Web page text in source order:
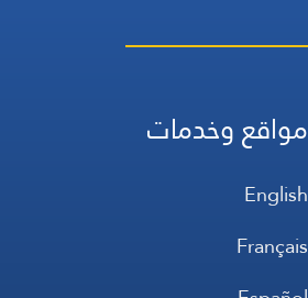
مواقع وخدمات
English
Français